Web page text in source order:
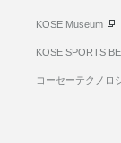
KOSE Museum
KOSE SPORTS
コーセーテクノロ